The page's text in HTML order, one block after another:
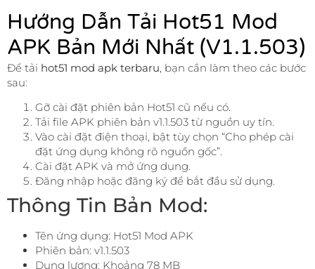
Hướng Dẫn Tải Hot51 Mod
APK Bản Mới Nhất (v1.1.503)
Để tải hot51 mod apk terbaru, bạn cần làm theo các bước
sau:
Gỡ cài đặt phiên bản Hot51 cũ nếu có.
Tải file APK phiên bản v1.1.503 từ nguồn uy tín.
Vào cài đặt điện thoại, bật tùy chọn “Cho phép cài
đặt ứng dụng không rõ nguồn gốc”.
Cài đặt APK và mở ứng dụng.
Đăng nhập hoặc đăng ký để bắt đầu sử dụng.
Thông Tin Bản Mod:
Tên ứng dụng: Hot51 Mod APK
Phiên bản: v1.1.503
Dung lượng: Khoảng 78 MB